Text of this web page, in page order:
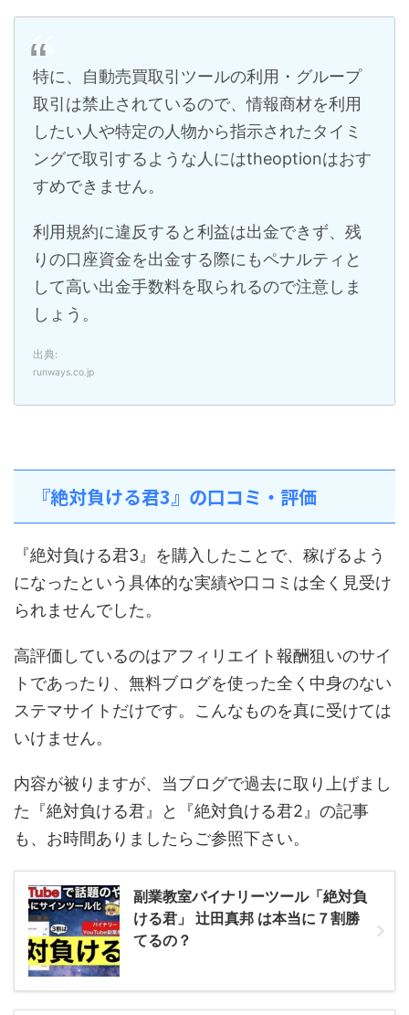
特に、自動売買取引ツールの利用・グループ
取引は禁止されているので、情報商材を利用
したい人や特定の人物から指示されたタイミ
ングで取引するような人にはtheoptionはおす
すめできません。
利用規約に違反すると利益は出金できず、残
りの口座資金を出金する際にもペナルティと
して高い出金手数料を取られるので注意しま
しょう。
出典:
runways.co.jp
『絶対負ける君3』の口コミ・評価
『絶対負ける君3』を購入したことで、稼げるよう
になったという具体的な実績や口コミは全く見受け
られませんでした。
高評価しているのはアフィリエイト報酬狙いのサイ
トであったり、無料ブログを使った全く中身のない
ステマサイトだけです。こんなものを真に受けては
いけません。
内容が被りますが、当ブログで過去に取り上げまし
た『絶対負ける君』と『絶対負ける君2』の記事
も、お時間ありましたらご参照下さい。
副業教室バイナリーツール「絶対負
ける君」 辻田真邦 は本当に７割勝
てるの？